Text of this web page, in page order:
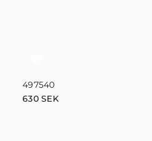
497540
630SEK